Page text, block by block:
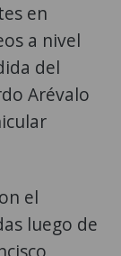
en
a nivel
del
Arévalo
el
luego de